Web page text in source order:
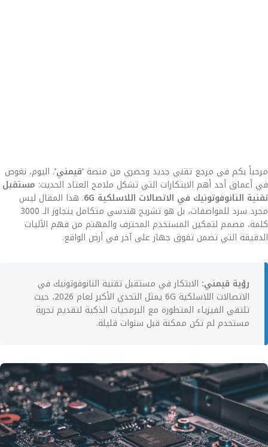
مرحباً بكم في مرجع تقني جديد وحصري من منصة ‘قيمني’. اليوم، نغوص
في أعماق أحد أهم الابتكارات التي تشكل ملامح العتاد الحديث: مستقبل
تقنية النانوفوتونيك في الاتصالات اللاسلكية 6G
. هذا المقال ليس
مجرد سرد للمواصفات، بل هو تشريح هندسي متكامل يتجاوز الـ 3000
كلمة، مصمم لتمكين المستخدم المحترف والمهتم من فهم الآليات
الدقيقة التي تضمن تفوق جهاز على آخر في أرض الواقع.
رؤية قيمني: الابتكار في مستقبل تقنية النانوفوتونيك في
الاتصالات اللاسلكية 6G يمثل التحدي الأكبر لعام 2026، حيث
تلتقي الفيزياء المتطورة مع البرمجيات الذكية لتقديم تجربة
مستخدم لم تكن ممكنة قبل سنوات قليلة.